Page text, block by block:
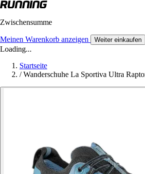
Zwischensumme
Meinen Warenkorb anzeigen Weiter einkaufen
Loading...
Startseite
/ Wanderschuhe La Sportiva Ultra